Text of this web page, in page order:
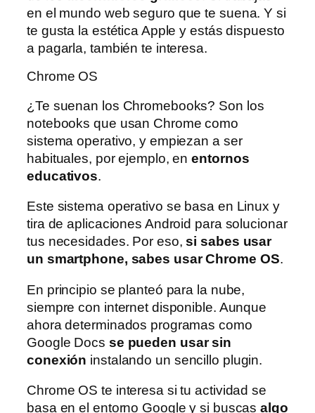
en el mundo web seguro que te suena. Y si
te gusta la estética Apple y estás dispuesto
a pagarla, también te interesa.
Chrome OS
¿Te suenan los Chromebooks? Son los
notebooks que usan Chrome como
sistema operativo, y empiezan a ser
habituales, por ejemplo, enentornos
educativos.
Este sistema operativo se basa en Linux y
tira de aplicaciones Android para solucionar
tus necesidades. Por eso,si sabes usar
un smartphone, sabes usar Chrome OS.
En principio se planteó para la nube,
siempre con internet disponible. Aunque
ahora determinados programas como
Google Docs se pueden usar sin
conexión instalando un sencillo plugin.
Chrome OS te interesa si tu actividad se
basa en el entorno Google y si buscasalgo